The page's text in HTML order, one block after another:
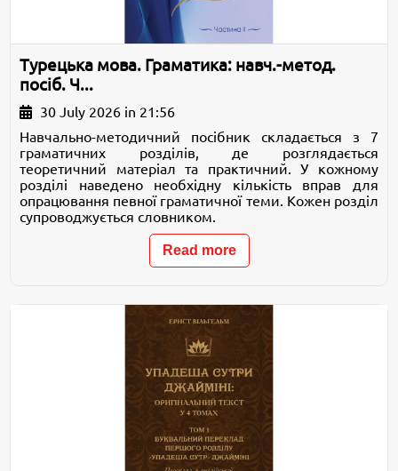
Турецька мова. Граматика: навч.-метод.
посіб. Ч...
30 July 2026 in 21:56
Навчально-методичний посібник складається з 7
граматичних розділів, де розглядається
теоретичний матеріал та практичний. У кожному
розділі наведено необхідну кількість вправ для
опрацювання певної граматичної теми. Кожен розділ
супроводжується словником.
Read more